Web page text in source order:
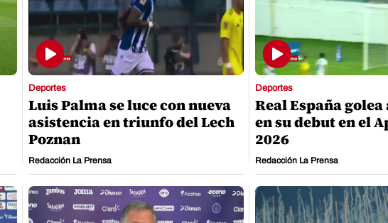
Deportes
Luis Palma se luce con nueva
asistencia en triunfo del Lech
Poznan
Redacción La Prensa
Deportes
Real España golea
en su debut en el
2026
Redacción La Prensa